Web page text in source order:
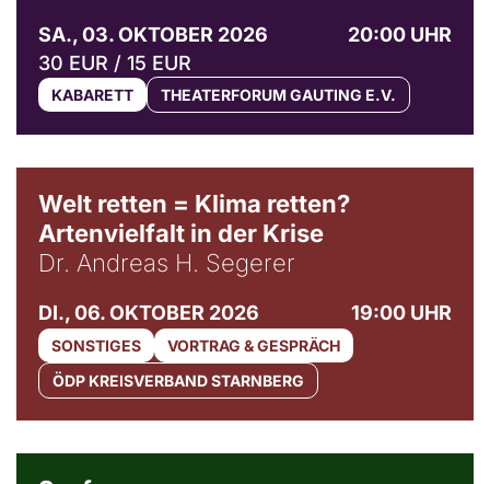
SA., 03. OKTOBER 2026
20:00 UHR
30 EUR / 15 EUR
KABARETT THEATERFORUM GAUTING E.V.
Welt retten = Klima retten?
Artenvielfalt in der Krise
Dr. Andreas H. Segerer
DI., 06. OKTOBER 2026 19:00 UHR
SONSTIGES
VORTRAG & GESPRÄCH
ÖDP KREISVERBAND STARNBERG